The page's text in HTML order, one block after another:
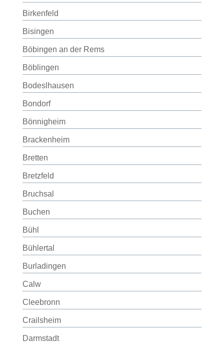
Birkenfeld
Bisingen
Böbingen an der Rems
Böblingen
Bodeslhausen
Bondorf
Bönnigheim
Brackenheim
Bretten
Bretzfeld
Bruchsal
Buchen
Bühl
Bühlertal
Burladingen
Calw
Cleebronn
Crailsheim
Darmstadt